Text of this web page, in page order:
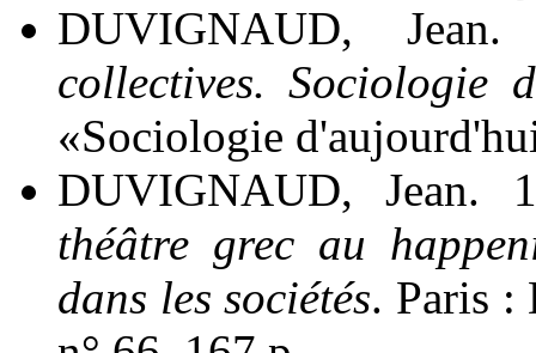
DUVIGNAUD,
collectives. Sociologie
«Sociologie
DUVIGNAUD, Jean.
théâtre grec au
dans les sociétés. Paris :